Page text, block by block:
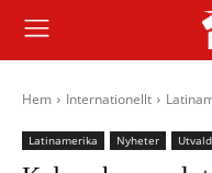
Hem Internationellt
Latinamerika Nyheter